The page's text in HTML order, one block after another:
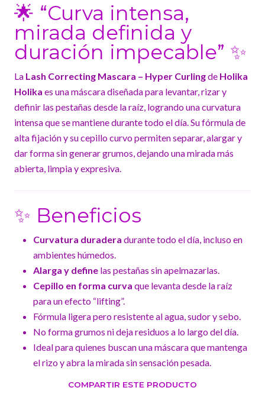
🌟 “Curva intensa,
mirada definida y
duración impecable” ✨
La Lash Correcting Mascara – Hyper Curlingde Holika
Holika es una máscara diseñada para levantar, rizar y
definir las pestañas desde la raíz, logrando una curvatura
intensa que se mantiene durante todo el día. Su fórmula de
alta fijación y su cepillo curvo permiten separar, alargar y
dar forma sin generar grumos, dejando una mirada más
abierta, limpia y expresiva.
✨ Beneficios
Curvatura duradera durante todo el día, incluso en
ambientes húmedos.
Alarga y define las pestañas sin apelmazarlas.
Cepillo en forma curva que levanta desde la raíz
para un efecto “lifting”.
Fórmula ligera pero resistente al agua, sudor y sebo.
No forma grumos ni deja residuos a lo largo del día.
Ideal para quienes buscan una máscara que mantenga
el rizo y abra la mirada sin sensación pesada.
COMPARTIR ESTE PRODUCTO